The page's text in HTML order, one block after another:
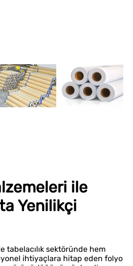
ile
Yenilikçi
tabelacılık sektöründe hem
ihtiyaçlara hitap eden folyo